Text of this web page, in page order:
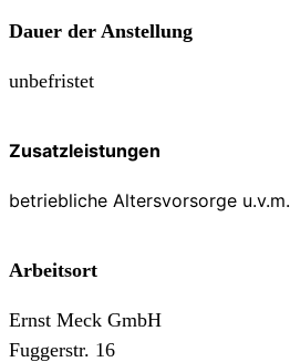
Dauer der Anstellung
unbefristet
Zusatzleistungen
betriebliche Altersvorsorge u.v.m.
Arbeitsort
Ernst Meck GmbH
Fuggerstr. 16